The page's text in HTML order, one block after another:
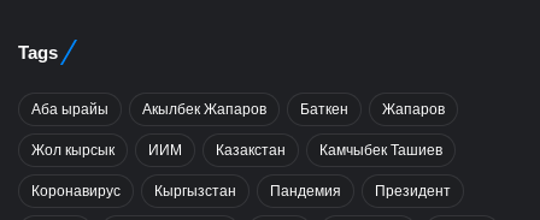
Tags
Аба ырайы Акылбек Жапаров Баткен Жапаров
Жол кырсык ИИМ Казакстан Камчыбек Ташиев
Коронавирус Кыргызстан Пандемия Президент